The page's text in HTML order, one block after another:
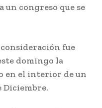
un congreso que se
consideración fue
domingo la
en el interior de un
Diciembre.